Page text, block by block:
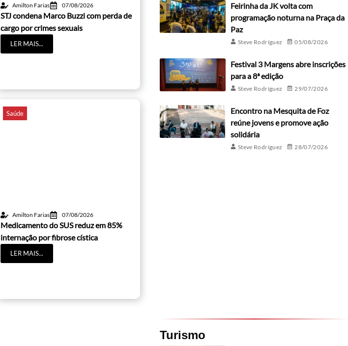
Amilton Farias 07/08/2026
STJ condena Marco Buzzi com perda de
cargo por crimes sexuais
LER MAIS...
Saúde
Amilton Farias 07/08/2026
Medicamento do SUS reduz em 85%
internação por fibrose cística
LER MAIS...
Feirinha da JK volta com
programação noturna na Praça da
Paz
Steve Rodríguez 05/08/2026
Festival 3 Margens abre inscrições
para a 8ª edição
Steve Rodríguez 29/07/2026
Encontro na Mesquita de Foz
reúne jovens e promove ação
solidária
Steve Rodríguez 28/07/2026
Turismo